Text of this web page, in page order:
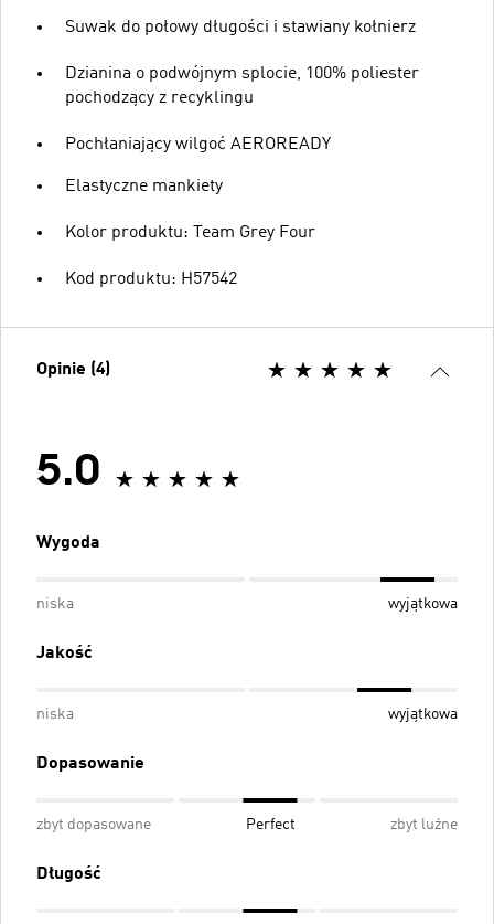
Suwak do połowy długości i stawiany kołnierz
Dzianina o podwójnym splocie, 100% poliester
pochodzący z recyklingu
Pochłaniający wilgoć AEROREADY
Elastyczne mankiety
Kolor produktu: Team Grey Four
Kod produktu: H57542
Opinie (4)
5.0
Wygoda
niska wyjątkowa
Jakość
niska wyjątkowa
Dopasowanie
zbyt dopasowane Perfect zbyt luźne
Długość